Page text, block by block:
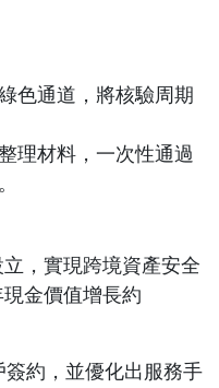
色通道，將核驗周期
理材料，一次性通過
，實現跨境資產安全
金價值增長約
約，並優化出服務手